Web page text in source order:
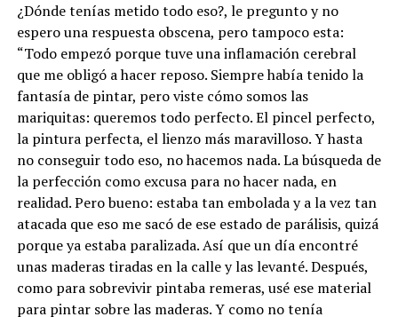
¿Dónde tenías metido todo eso?, le pregunto y no
espero una respuesta obscena, pero tampoco esta:
“Todo empezó porque tuve una inflamación cerebral
que me obligó a hacer reposo. Siempre había tenido la
fantasía de pintar, pero viste cómo somos las
mariquitas: queremos todo perfecto. El pincel perfecto,
la pintura perfecta, el lienzo más maravilloso. Y hasta
no conseguir todo eso, no hacemos nada. La búsqueda de
la perfección como excusa para no hacer nada, en
realidad. Pero bueno: estaba tan embolada y a la vez tan
atacada que eso me sacó de ese estado de parálisis, quizá
porque ya estaba paralizada. Así que un día encontré
unas maderas tiradas en la calle y las levanté. Después,
como para sobrevivir pintaba remeras, usé ese material
para pintar sobre las maderas. Y como no tenía